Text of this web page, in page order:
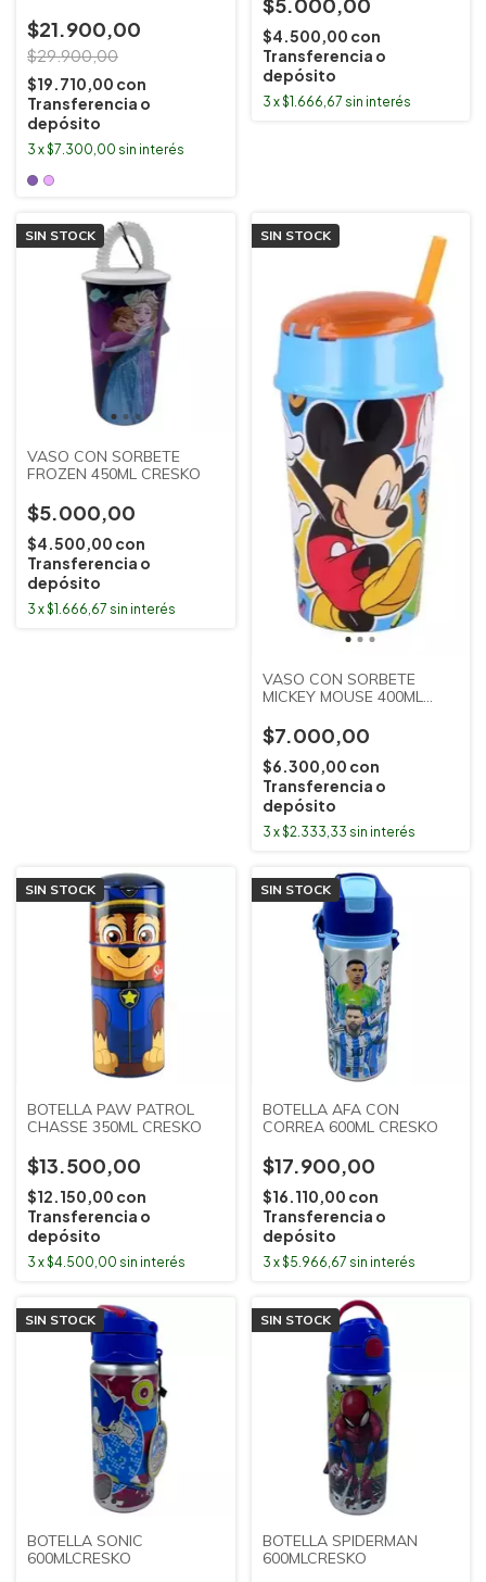
$21.900,00
$29.900,00
$19.710,00 con
Transferencia o
depósito
3 x$7.300,00 sin interés
$4.500,00 con
Transferencia o
depósito
3 x$1.666,67 sin interés
SIN STOCK
VASO CON SORBETE
FROZEN 450ML CRESKO
$5.000,00
$4.500,00 con
Transferencia o
depósito
3 x$1.666,67 sin interés
SIN STOCK
VASO CON SORBETE
MICKEY MOUSE 400ML
$7.000,00
$6.300,00 con
Transferencia o
depósito
3 x$2.333,33 sin interés
SIN STOCK
BOTELLA PAW PATROL
CHASSE 350ML CRESKO
$13.500,00
$12.150,00 con
Transferencia o
depósito
3 x$4.500,00 sin interés
SIN STOCK
BOTELLA AFA CON
CORREA 600ML CRESKO
$17.900,00
$16.110,00 con
Transferencia o
depósito
3 x$5.966,67 sin interés
SIN STOCK
BOTELLA SONIC
600MLCRESKO
SIN STOCK
BOTELLA SPIDERMAN
600MLCRESKO